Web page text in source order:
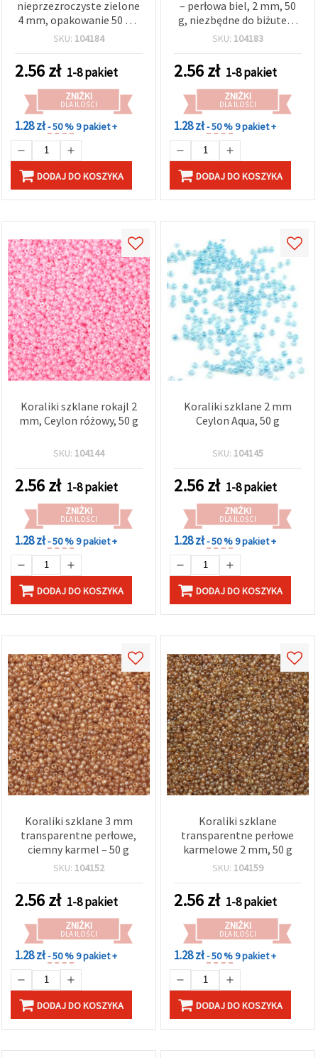
nieprzezroczyste zielone
4 mm, opakowanie 50 g –
idealne do unikatowej
projektów rękodzieła
SKU: 104184
2.56zł 1-8 pakiet
ZNIŻKI
DLA ILOŚCI
1.28 zł- 50 %9 pakiet +
DODAJ DO KOSZYKA
– perłowa biel, 2 mm, 50
g, niezbędne do biżuterii
DIY, tkania na krośnie i
SKU: 104183
2.56zł 1-8 pakiet
ZNIŻKI
DLA ILOŚCI
1.28 zł- 50 %9 pakiet +
DODAJ DO KOSZYKA
Koraliki szklane rokajl 2
mm, Ceylon różowy, 50 g
SKU: 104144
2.56zł 1-8 pakiet
ZNIŻKI
DLA ILOŚCI
1.28 zł- 50 %9 pakiet +
DODAJ DO KOSZYKA
Koraliki szklane 2 mm
Ceylon Aqua, 50 g
SKU: 104145
2.56zł 1-8 pakiet
ZNIŻKI
DLA ILOŚCI
1.28 zł- 50 %9 pakiet +
DODAJ DO KOSZYKA
Koraliki szklane 3 mm
transparentne perłowe,
ciemny karmel – 50 g
SKU: 104152
2.56zł 1-8 pakiet
ZNIŻKI
DLA ILOŚCI
1.28 zł- 50 %9 pakiet +
DODAJ DO KOSZYKA
Koraliki szklane
transparentne perłowe
karmelowe 2 mm, 50 g
SKU: 104159
2.56zł 1-8 pakiet
ZNIŻKI
DLA ILOŚCI
1.28 zł- 50 %9 pakiet +
DODAJ DO KOSZYKA